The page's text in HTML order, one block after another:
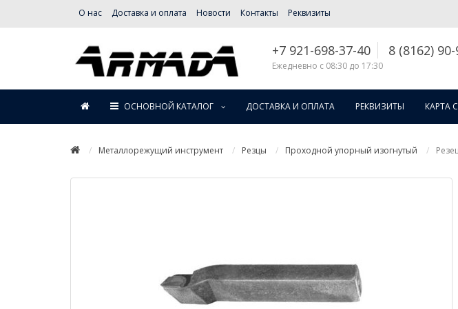
О нас Доставка и оплата Новости Контакты Реквизиты
+7 921-698-37-40 8 (8162)
Ежедневно с 08:30 до 17:30
ОСНОВНОЙ КАТАЛОГ ДОСТАВКА И ОПЛАТА РЕКВИЗИТЫ КАРТА
Металлорежущий инструмент Резцы Проходной упорный изогнутый